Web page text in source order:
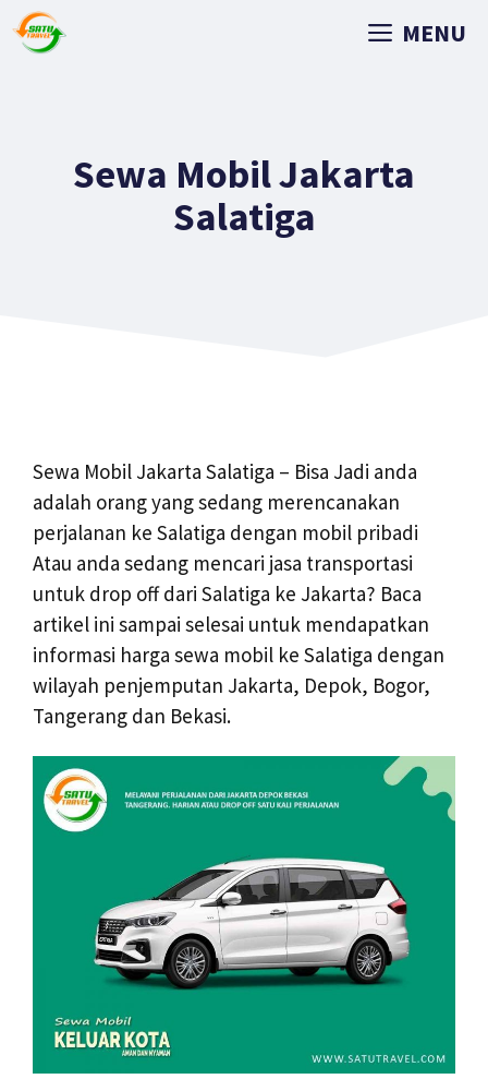
MENU
Sewa Mobil Jakarta
Salatiga
Sewa Mobil Jakarta Salatiga – Bisa Jadi anda
adalah orang yang sedang merencanakan
perjalanan ke Salatiga dengan mobil pribadi
Atau anda sedang mencari jasa transportasi
untuk drop off dari Salatiga ke Jakarta? Baca
artikel ini sampai selesai untuk mendapatkan
informasi harga sewa mobil ke Salatiga dengan
wilayah penjemputan Jakarta, Depok, Bogor,
Tangerang dan Bekasi.